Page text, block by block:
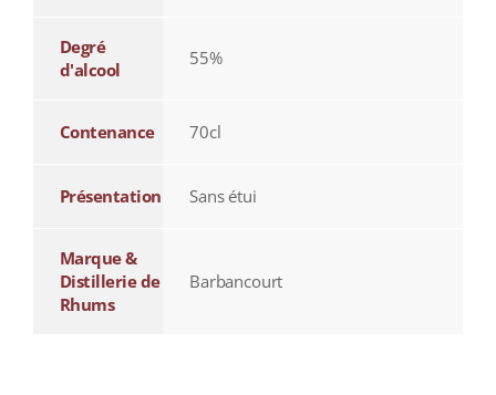
Degré
d'alcool
55%
Contenance 70cl
Présentation Sans étui
Marque &
Distillerie de
Rhums
Barbancourt